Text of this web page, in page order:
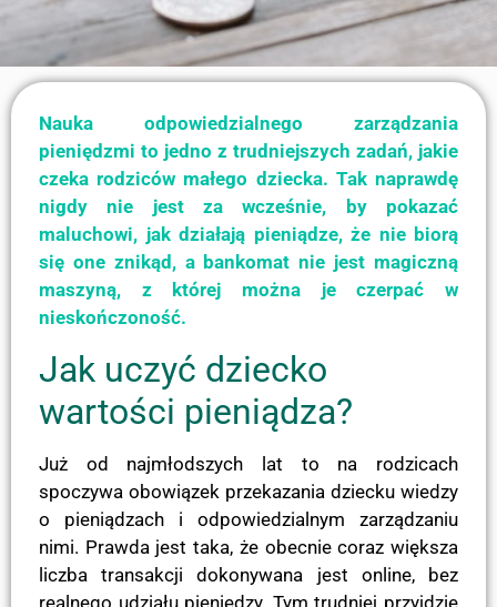
Nauka odpowiedzialnego zarządzania
pieniędzmi to jedno z trudniejszych zadań, jakie
czeka rodziców małego dziecka. Tak naprawdę
nigdy nie jest za wcześnie, by pokazać
maluchowi, jak działają pieniądze, że nie biorą
się one znikąd, a bankomat nie jest magiczną
maszyną, z której można je czerpać w
nieskończoność.
Jak uczyć dziecko
wartości pieniądza?
Już od najmłodszych lat to na rodzicach
spoczywa obowiązek przekazania dziecku wiedzy
o pieniądzach i odpowiedzialnym zarządzaniu
nimi. Prawda jest taka, że obecnie coraz większa
liczba transakcji dokonywana jest online, bez
realnego udziału pieniędzy. Tym trudniej przyjdzie